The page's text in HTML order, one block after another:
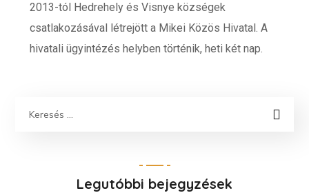
2013-tól Hedrehely és Visnye községek
csatlakozásával létrejött a Mikei Közös Hivatal. A
hivatali ügyintézés helyben történik, heti két nap.
Legutóbbi bejegyzések